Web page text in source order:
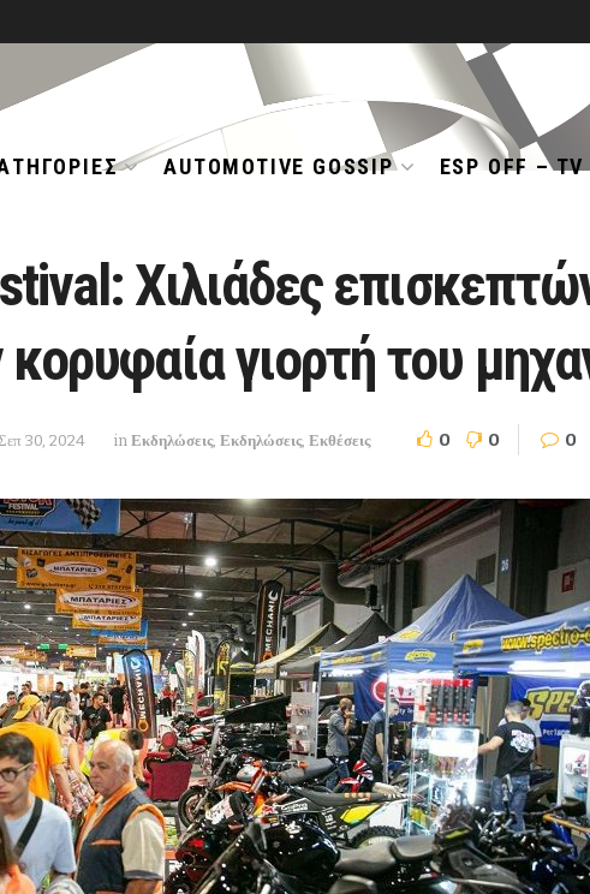
AUTOMOTIVE GOSSIP ESP OFF – TV
Χιλιάδες
κορυφαία γιορτή του
30, 2024 in Εκδηλώσεις, Εκδηλώσεις, Εκθέσεις 0 0 0